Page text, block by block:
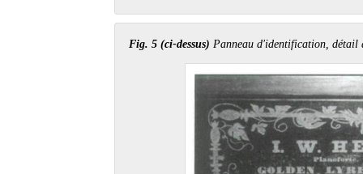
Fig. 5 (ci-dessus) Panneau d'identification,